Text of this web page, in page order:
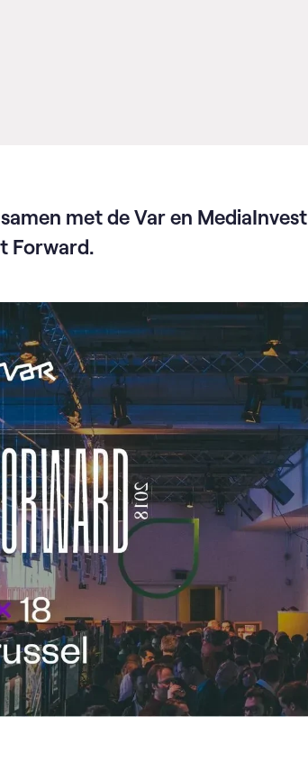
met de Var en MediaInvest
Forward.